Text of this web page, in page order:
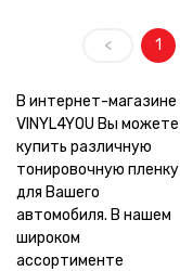
< 1
В интернет-магазине
VINYL4YOU Вы можете
купить различную
тонировочную пленку
для Вашего
автомобиля. В нашем
широком
ассортименте